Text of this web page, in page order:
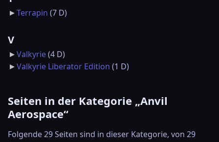
Terrapin (7 D)
V
Valkyrie(4 D)
Valkyrie Liberator Edition (1 D)
Seiten in der Kategorie „Anvil
Aerospace“
Folgende 29 Seiten sind in dieser Kategorie, von 29